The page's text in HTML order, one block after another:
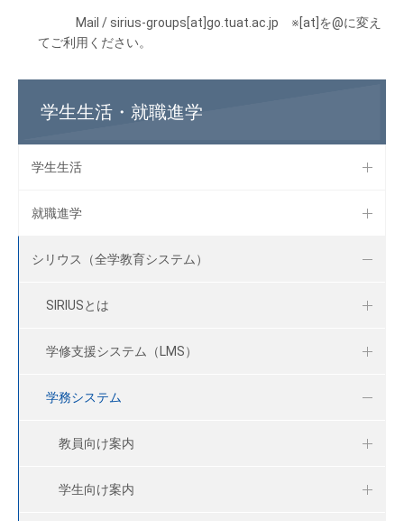
Mail / sirius-groups[at]go.tuat.ac.jp ※[at]を@に変え
てご利用ください。
学生生活・就職進学
学生生活
就職進学
シリウス（全学教育システム）
SIRIUSとは
学修支援システム（LMS）
学務システム
教員向け案内
学生向け案内